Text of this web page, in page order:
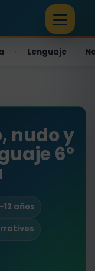
Lenguaje
nudo y
6º
12 años